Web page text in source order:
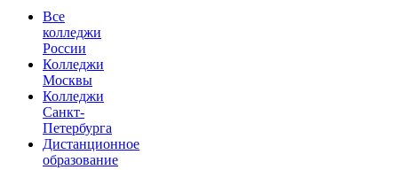
Все
колледжи
России
Колледжи
Москвы
Колледжи
Санкт-
Петербурга
Дистанционное
образование